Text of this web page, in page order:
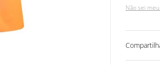
Não sei meu